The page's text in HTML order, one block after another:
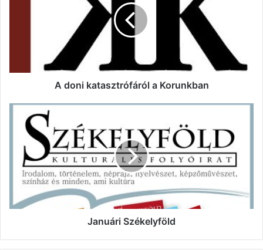
A doni katasztrófáról a Korunkban
Januári
Székelyföld
Januári Székelyföld